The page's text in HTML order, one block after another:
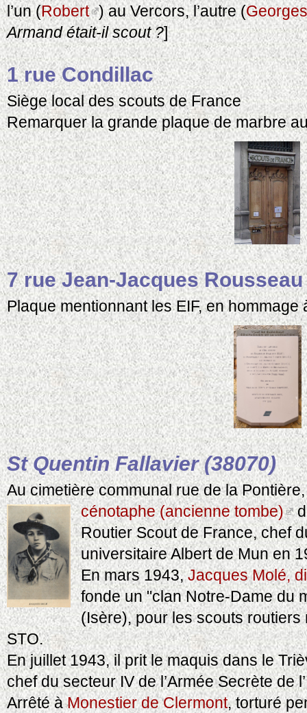
l’un (Robert ) au Vercors, l’autre (Georges
Armand était-il scout ?]
1 rue Condillac
Siège local des scouts de France
Remarquer la grande plaque de marbre
7 rue Jean-Jacques Rousseau
Plaque mentionnant les EIF, en hommage
St Quentin Fallavier (38070)
Au cimetière communal rue de la
cénotaphe (ancienne tombe)
Routier Scout de France, chef
universitaire Albert de Mun en
En mars 1943,Jacques Molé,
fonde un "clan Notre-Dame du
(Isère), pour les scouts routiers
STO.
En juillet 1943, il prit le maquis dans le
chef du secteur IV de l’Armée Secrète de
Arrêté àMonestier de Clermont, torturé